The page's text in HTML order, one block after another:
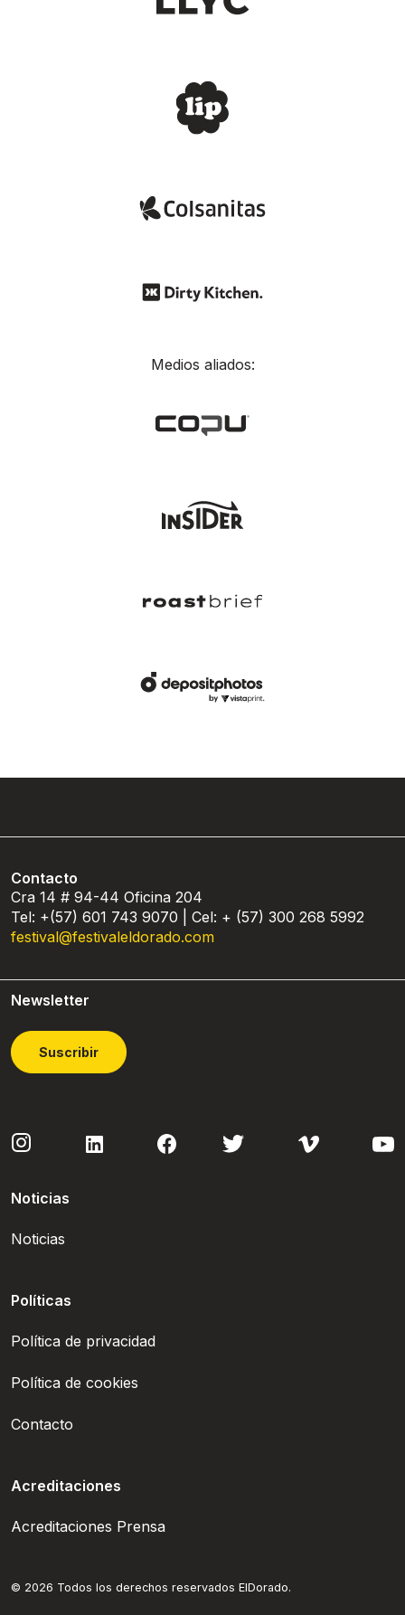
Medios aliados:
Contacto
Cra 14 # 94-44 Oficina 204
Tel: +(57) 601 743 9070 | Cel: + (57) 300 268 5992
festival@festivaleldorado.com
Newsletter
Suscribir
Noticias
Noticias
Políticas
Política de privacidad
Política de cookies
Contacto
Acreditaciones
Acreditaciones Prensa
© 2026 Todos los derechos reservados ElDorado.